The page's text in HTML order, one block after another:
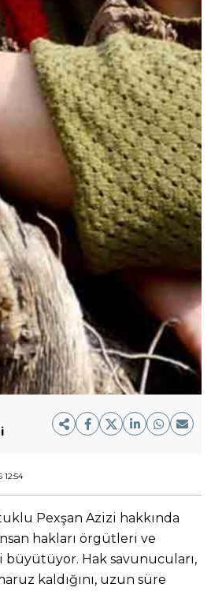
12:54
Pexşan Azizi hakkında
hakları örgütleri ve
Hak savunucuları,
kaldığını, uzun süre